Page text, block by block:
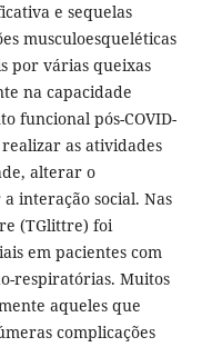
e sequelas
musculoesqueléticas
por várias queixas
na capacidade
funcional pós-COVID-
as atividades
alterar o
interação social. Nas
(TGlittre) foi
em pacientes com
respiratórias. Muitos
aqueles que
complicações